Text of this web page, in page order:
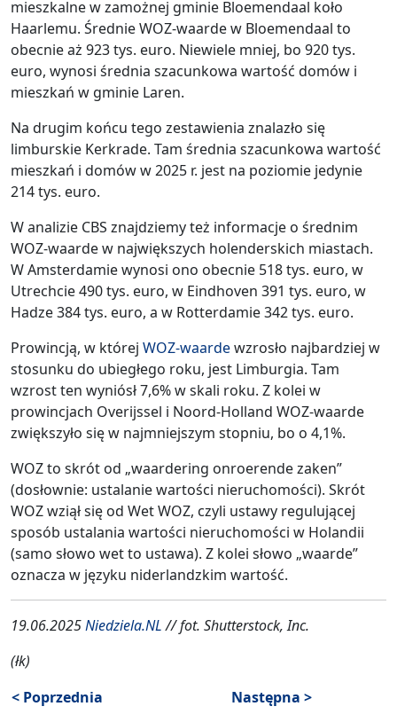
mieszkalne w zamożnej gminie Bloemendaal koło
Haarlemu. Średnie WOZ-waarde w Bloemendaal to
obecnie aż 923 tys. euro. Niewiele mniej, bo 920 tys.
euro, wynosi średnia szacunkowa wartość domów i
mieszkań w gminie Laren.
Na drugim końcu tego zestawienia znalazło się
limburskie Kerkrade. Tam średnia szacunkowa wartość
mieszkań i domów w 2025 r. jest na poziomie jedynie
214 tys. euro.
W analizie CBS znajdziemy też informacje o średnim
WOZ-waarde w największych holenderskich miastach.
W Amsterdamie wynosi ono obecnie 518 tys. euro, w
Utrechcie 490 tys. euro, w Eindhoven 391 tys. euro, w
Hadze 384 tys. euro, a w Rotterdamie 342 tys. euro.
Prowincją, w której WOZ-waardewzrosło najbardziej w
stosunku do ubiegłego roku, jest Limburgia. Tam
wzrost ten wyniósł 7,6% w skali roku. Z kolei w
prowincjach Overijssel i Noord-Holland WOZ-waarde
zwiększyło się w najmniejszym stopniu, bo o 4,1%.
WOZ to skrót od „waardering onroerende zaken”
(dosłownie: ustalanie wartości nieruchomości). Skrót
WOZ wziął się od Wet WOZ, czyli ustawy regulującej
sposób ustalania wartości nieruchomości w Holandii
(samo słowo wet to ustawa). Z kolei słowo „waarde”
oznacza w języku niderlandzkim wartość.
19.06.2025Niedziela.NL// fot. Shutterstock, Inc.
(łk)
< Poprzednia
Następna >